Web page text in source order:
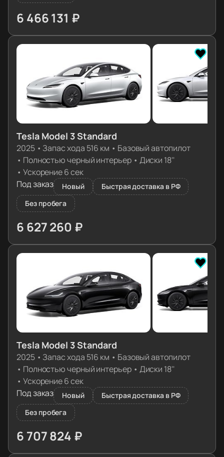
6 466 131 ₽
≈ 64 322€
Tesla Model 3 Standard
2025• Запас хода 516 км • Базовый автопилот
• Полностью черный интерьер• Диски 18''
• Ускорение 6 сек
Под заказ
Новый
Быстрая доставка в РФ
Без пробега
6 627 260 ₽
≈ 65 925€
Tesla Model 3 Standard
2025• Запас хода 516 км • Базовый автопилот
• Полностью черный интерьер• Диски 18''
• Ускорение 6 сек
Под заказ
Новый
Быстрая доставка в РФ
Без пробега
6 707 824 ₽
≈ 66 727€